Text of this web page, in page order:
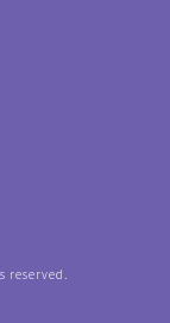
reserved.